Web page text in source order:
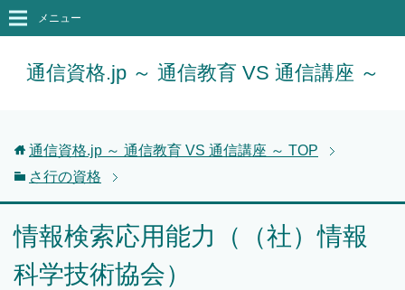
通信資格.jp ～ 通信教育 VS 通信講座 ～
メニュー
通信資格.jp ～ 通信教育 VS 通信講座 ～ TOP
さ行の資格
情報検索応用能力（（社）情報
科学技術協会）